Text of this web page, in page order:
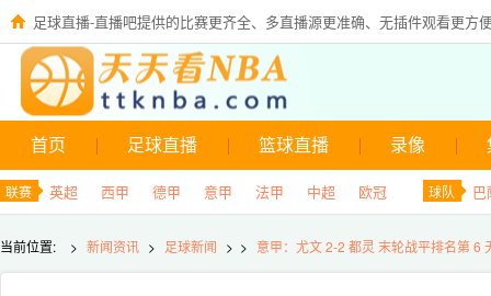
足球直播-直播吧提供的比赛更齐全、多直播源更准确、无插件观看更方
首页 足球直播 篮球直播 录像
联赛 英超 西甲 德甲 意甲 法甲 中超 欧冠 球队 巴
当前位置: > 新闻资讯 > 足球新闻 > > 意甲：尤文 2-2 都灵 末轮战平排名第 6